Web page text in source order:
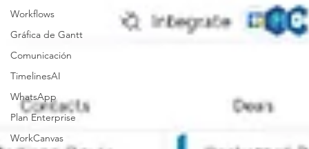
Workflows
Gráfica de Gantt
Comunicación
TimelinesAI
WhatsApp
Plan Enterprise
WorkCanvas